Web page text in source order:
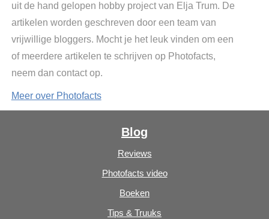
uit de hand gelopen hobby project van Elja Trum. De
artikelen worden geschreven door een team van
vrijwillige bloggers. Mocht je het leuk vinden om een
of meerdere artikelen te schrijven op Photofacts,
neem dan contact op.
Meer over Photofacts
Blog
Reviews
Photofacts video
Boeken
Tips & Truuks